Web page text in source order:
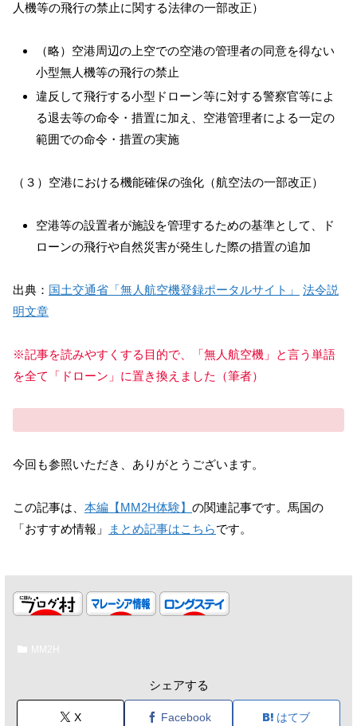
人機等の飛行の禁止に関する法律の一部改正）
（略）空港周辺の上空での空港の管理者の同意を得ない
小型無人機等の飛行の禁止
違反して飛行する小型ドローン等に対する警察官等によ
る退去等の命令・措置に加え、空港管理者による一定の
範囲での命令・措置の実施
（３）空港における機能確保の強化（航空法の一部改正）
空港等の設置者が施設を管理するための基準として、ド
ローンの飛行や自然災害が発生した際の措置の追加
出典： 国土交通省「無人航空機登録ポータルサイト」
法令説
明文章
※記事を読みやすくする目的で、「無人航空機」と言う単語
を全て「ドローン」に置き換えました（筆者）
今回も参照いただき、ありがとうございます。
この記事は、 本編【MM2H体験】 の関連記事です。馬国の
「おすすめ情報」
まとめ記事はこちらです。
MM2H
シェアする
X Facebook はてブ